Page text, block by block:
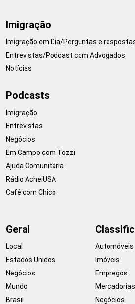
Imigração
Imigração em Dia/Perguntas e
Entrevistas/Podcast com Advogados
Notícias
Podcasts
Imigração
Entrevistas
Negócios
Em Campo com Tozzi
Ajuda Comunitária
Rádio AcheiUSA
Café com Chico
Geral
Local
Estados Unidos
Negócios
Mundo
Brasil
Automóveis
Imóveis
Empregos
Mercadorias
Negócios